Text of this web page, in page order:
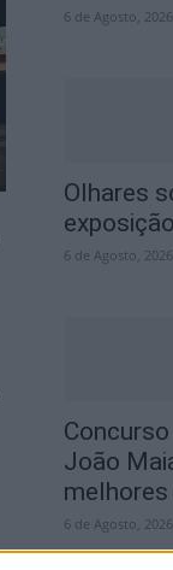
6 de Agosto, 2026
Olhares
6 de Agosto, 2026
João
melhores
6 de Agosto, 2026